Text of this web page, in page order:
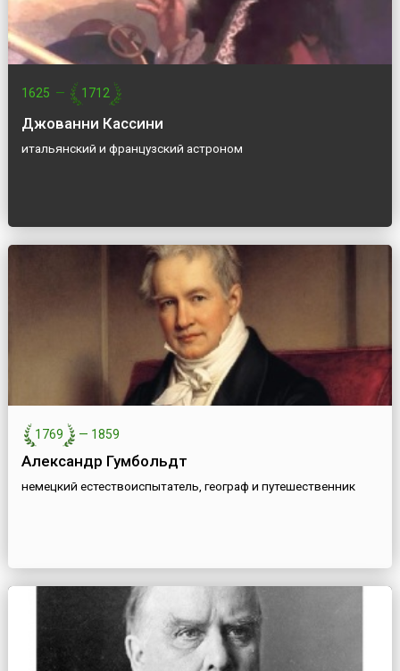
1625 — 1712
Джованни Кассини
итальянский и французский астроном
1769 — 1859
Александр Гумбольдт
немецкий естествоиспытатель, географ и путешественник